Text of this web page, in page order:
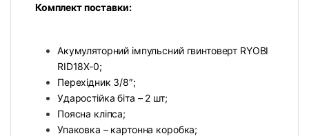
Комплект поставки:
Акумуляторний імпульсний гвинтоверт RYOBI
RID18X-0;
Перехідник 3/8″;
Ударостійка біта – 2 шт;
Поясна кліпса;
Упаковка – картонна коробка;